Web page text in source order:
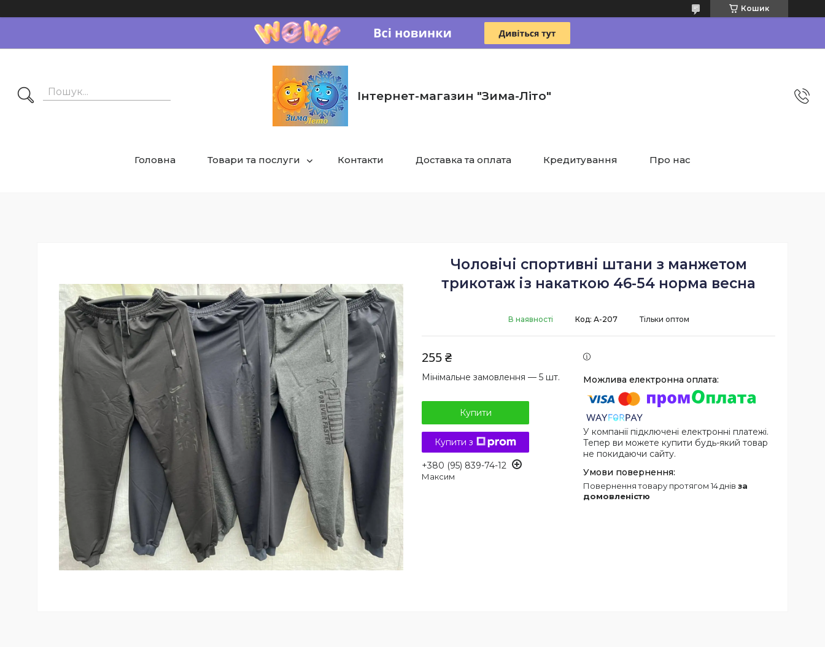
Кошик
Інтернет-магазин "Зима-Літо"
Головна Товари та послуги Контакти Доставка та оплата Кредитування Про нас
Чоловічі спортивні штани з манжетом
трикотаж із накаткою 46-54 норма весна
В наявності Тільки оптом
Код: А-207
255 ₴
Мінімальне замовлення — 5 шт.
Купити
Купити з
+380 (95) 839-74-12
Максим
У компанії підключені електронні платежі.
Тепер ви можете купити будь-який товар
не покидаючи сайту.
повернення товару протягом 14 днів за
домовленістю